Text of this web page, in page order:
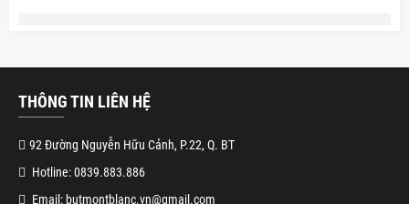
THÔNG TIN LIÊN HỆ
92 Đường Nguyễn Hữu Cảnh, P.22, Q. BT
Hotline: 0839.883.886
Email: butmontblanc.vn@gmail.com